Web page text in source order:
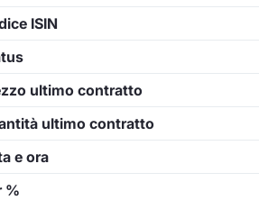
ISIN
ultimo contratto
ultimo contratto
e ora
%